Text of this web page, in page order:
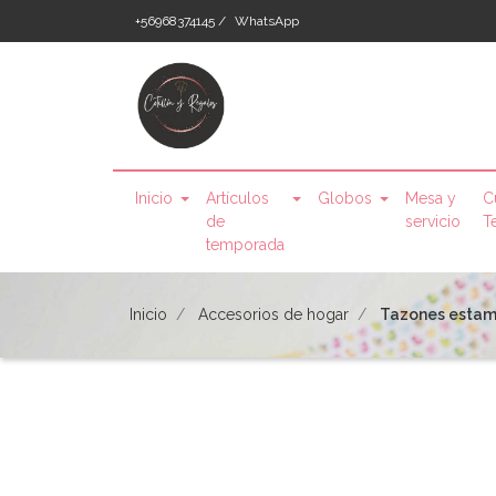
+56968374145 / WhatsApp
Inicio
Artículos
de
temporada
Globos
Mesa y
servicio
Inicio Accesorios de hogar Tazones